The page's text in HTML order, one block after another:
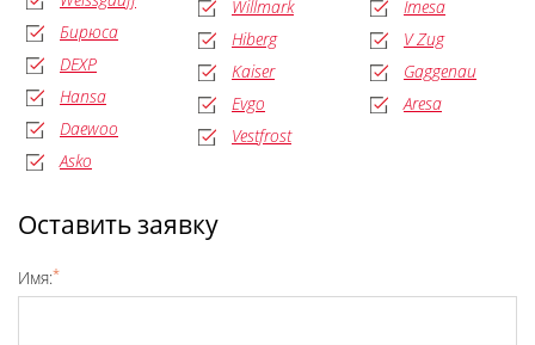
Бирюса
DEXP
Hansa
Daewoo
Asko
Willmark
Hiberg
Kaiser
Evgo
Vestfrost
Imesa
V Zug
Gaggenau
Aresa
Оставить заявку
Имя:*